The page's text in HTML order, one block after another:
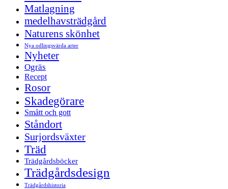
Matlagning
medelhavsträdgård
Naturens skönhet
Nya odlingsvärda arter
Nyheter
Ogräs
Recept
Rosor
Skadegörare
Smått och gott
Ståndort
Surjordsväxter
Träd
Trädgårdsböcker
Trädgårdsdesign
Trädgårdshistoria